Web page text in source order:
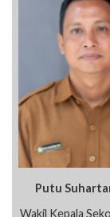
Putu
Wakil Kepala